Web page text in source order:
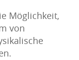
Möglichkeit,
von